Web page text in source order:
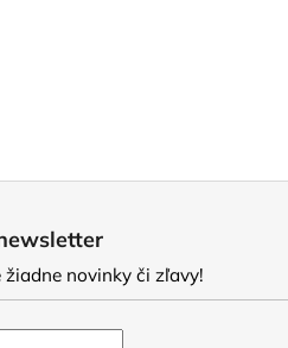
žiadne novinky či zľavy!